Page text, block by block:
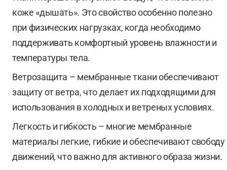
коже «дышать». Это свойство особенно полезно
при физических нагрузках, когда необходимо
поддерживать комфортный уровень влажности и
температуры тела.
Ветрозащита – мембранные ткани обеспечивают
защиту от ветра, что делает их подходящими для
использования в холодных и ветреных условиях.
Легкость и гибкость – многие мембранные
материалы легкие, гибкие и обеспечивают свободу
движений, что важно для активного образа жизни.